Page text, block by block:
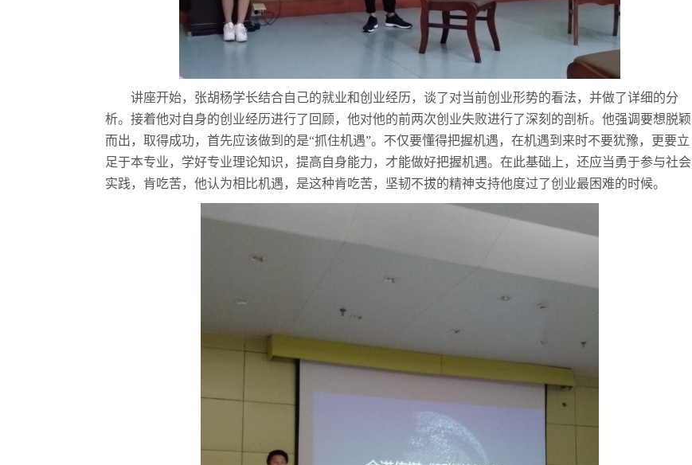
讲座开始，张胡杨学长结合自己的就业和创业经历，谈了对当前创业形势的看法，并做了详细的分
析。接着他对自身的创业经历进行了回顾，他对他的前两次创业失败进行了深刻的剖析。他强调要想脱颖
而出，取得成功，首先应该做到的是“抓住机遇”。不仅要懂得把握机遇，在机遇到来时不要犹豫，更要立
足于本专业，学好专业理论知识，提高自身能力，才能做好把握机遇。在此基础上，还应当勇于参与社会
实践，肯吃苦，他认为相比机遇，是这种肯吃苦，坚韧不拔的精神支持他度过了创业最困难的时候。